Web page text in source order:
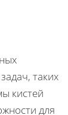
таких
кистей
для